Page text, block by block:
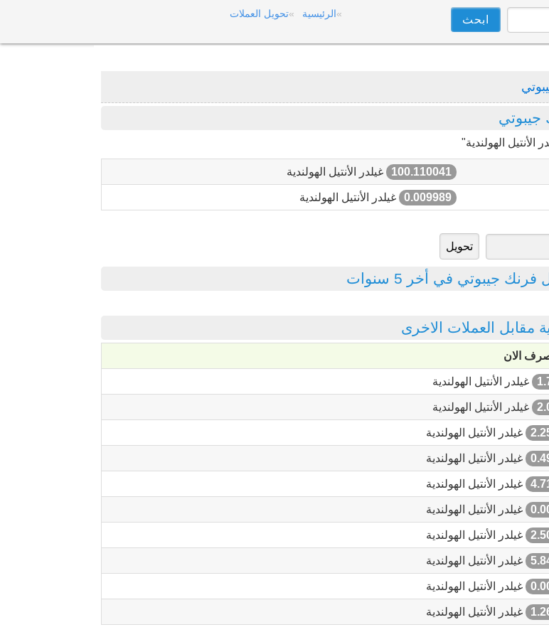
الرئيسية تحويل العملات
جيبوتي
الهولندية"
100.110041 غيلدر الأنتيل الهولندية
0.009989 غيلدر الأنتيل الهولندية
جيبوتي في أخر 5 سنوات
مقابل العملات الاخرى
الان
غيلدر الأنتيل الهولندية
غيلدر الأنتيل الهولندية
غيلدر الأنتيل الهولندية
غيلدر الأنتيل الهولندية
غيلدر الأنتيل الهولندية
غيلدر الأنتيل الهولندية
غيلدر الأنتيل الهولندية
غيلدر الأنتيل الهولندية
غيلدر الأنتيل الهولندية
غيلدر الأنتيل الهولندية